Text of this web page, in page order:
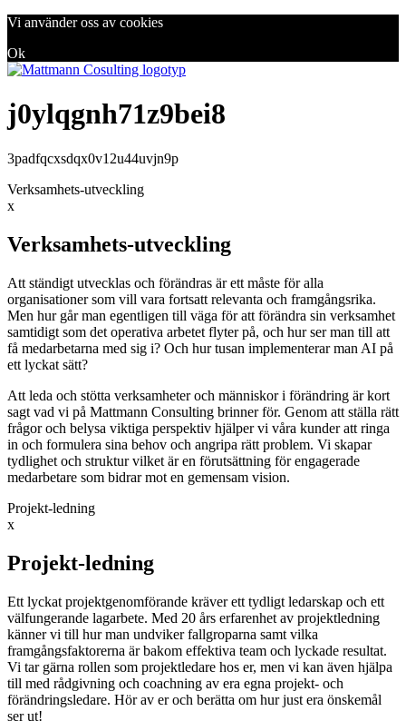
Vi använder oss av cookies
Ok
j0ylqgnh71z9bei8
3padfqcxsdqx0v12u44uvjn9p
Verksamhets-utveckling
x
Verksamhets-utveckling
Att ständigt utvecklas och förändras är ett måste för alla
organisationer som vill vara fortsatt relevanta och framgångsrika.
Men hur går man egentligen till väga för att förändra sin verksamhet
samtidigt som det operativa arbetet flyter på, och hur ser man till att
få medarbetarna med sig i? Och hur tusan implementerar man AI på
ett lyckat sätt?
Att leda och stötta verksamheter och människor i förändring är kort
sagt vad vi på Mattmann Consulting brinner för. Genom att ställa rätt
frågor och belysa viktiga perspektiv hjälper vi våra kunder att ringa
in och formulera sina behov och angripa rätt problem. Vi skapar
tydlighet och struktur vilket är en förutsättning för engagerade
medarbetare som bidrar mot en gemensam vision.
Projekt-ledning
x
Projekt-ledning
Ett lyckat projektgenomförande kräver ett tydligt ledarskap och ett
välfungerande lagarbete. Med 20 års erfarenhet av projektledning
känner vi till hur man undviker fallgroparna samt vilka
framgångsfaktorerna är bakom effektiva team och lyckade resultat.
Vi tar gärna rollen som projektledare hos er, men vi kan även hjälpa
till med rådgivning och coachning av era egna projekt- och
förändringsledare. Hör av er och berätta om hur just era önskemål
ser ut!